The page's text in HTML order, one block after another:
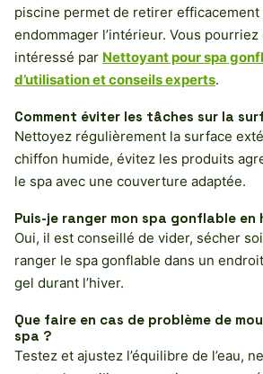
piscine permet de retirer efficacement
endommager l’intérieur. Vous
intéressé par Nettoyant pour spa
d’utilisation et conseils experts.
Comment éviter les tâches sur la
Nettoyez régulièrement la surface
chiffon humide, évitez les produits
le spa avec une couverture adaptée.
Puis-je ranger mon spa gonflable en
Oui, il est conseillé de vider, sécher
ranger le spa gonflable dans un
gel durant l’hiver.
Que faire en cas de problème de
spa ?
Testez et ajustez l’équilibre de l’eau,